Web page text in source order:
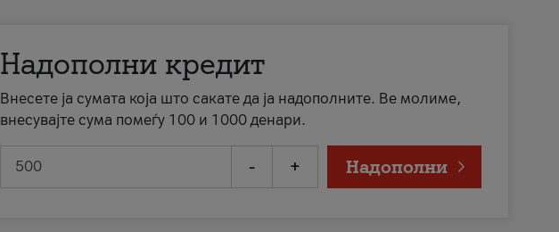
Надополни кредит
Внесете ја сумата која што сакате да ја надополните. Ве молиме,
внесувајте сума помеѓу 100 и 1000 денари.
- + Надополни